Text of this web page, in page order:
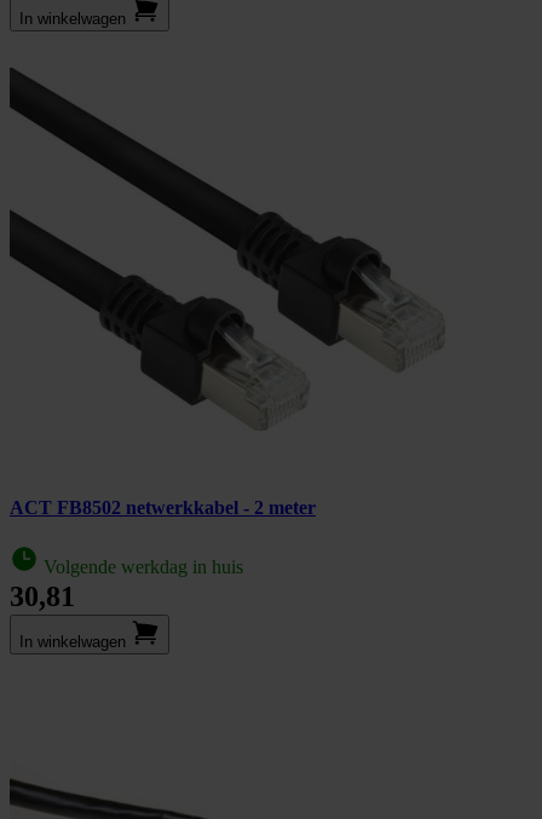
In winkel­wagen
ACT FB8502 netwerkkabel - 2 meter
Volgende werkdag in huis
30,81
In winkel­wagen